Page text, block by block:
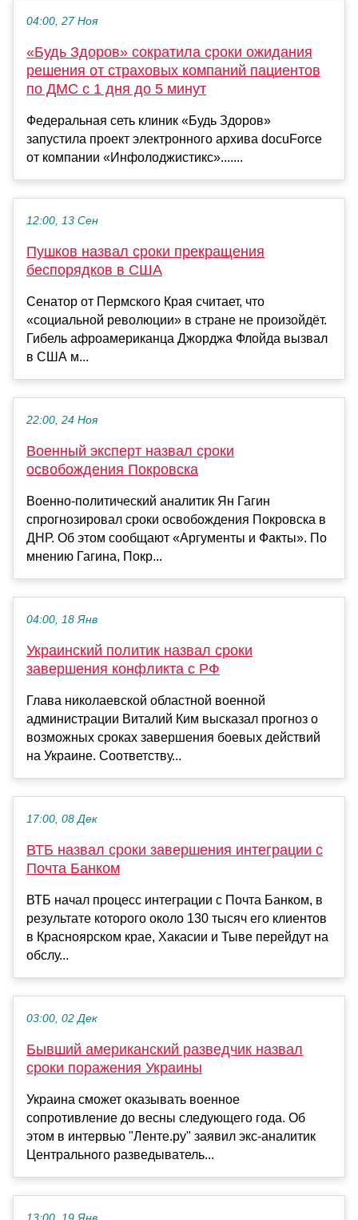
04:00, 27 Ноя
«Будь Здоров» сократила сроки ожидания
решения от страховых компаний пациентов
по ДМС с 1 дня до 5 минут
Федеральная сеть клиник «Будь Здоров»
запустила проект электронного архива docuForce
от компании «Инфолоджистикс».......
12:00, 13 Сен
Пушков назвал сроки прекращения
беспорядков в США
Сенатор от Пермского Края считает, что
«социальной революции» в стране не произойдёт.
Гибель афроамериканца Джорджа Флойда вызвал
в США м...
22:00, 24 Ноя
Военный эксперт назвал сроки
освобождения Покровска
Военно-политический аналитик Ян Гагин
спрогнозировал сроки освобождения Покровска в
ДНР. Об этом сообщают «Аргументы и Факты». По
мнению Гагина, Покр...
04:00, 18 Янв
Украинский политик назвал сроки
завершения конфликта с РФ
Глава николаевской областной военной
администрации Виталий Ким высказал прогноз о
возможных сроках завершения боевых действий
на Украине. Соответству...
17:00, 08 Дек
ВТБ назвал сроки завершения интеграции с
Почта Банком
ВТБ начал процесс интеграции с Почта Банком, в
результате которого около 130 тысяч его клиентов
в Красноярском крае, Хакасии и Тыве перейдут на
обслу...
03:00, 02 Дек
Бывший американский разведчик назвал
сроки поражения Украины
Украина сможет оказывать военное
сопротивление до весны следующего года. Об
этом в интервью "Ленте.ру" заявил экс-аналитик
Центрального разведыватель...